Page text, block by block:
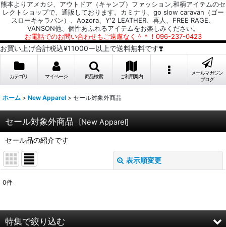
熊本よりアメカジ、アウトドア（キャンプ）ファッション,和柄アイテムのセ
レクトショップで、通販しております。カミナリ、go slow caravan（ゴー
スローキャラバン）、Aozora、Y'2 LEATHER、喜人、FREE RAGE、
VANSON他、個性あふれるアイテムをお楽しみください。
お電話でのお問い合わせもご遠慮なく＾＾！096-237-0423
お買い上げ合計税込¥11000ー以上で送料無料です❣️
カテゴリ マイページ 商品検索 ご利用案内
メールマガジン
ブログ
ホーム > New Apparel > セール対象外商品
セール対象外商品 [New Apparel]
セール品の紹介です
表示順変更
並び順 :
0件
特集で絞り込む